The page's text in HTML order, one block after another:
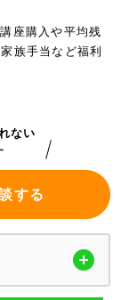
座購入や平均残
族手当など福利
ない
する